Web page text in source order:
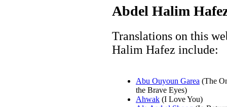
Abdel Halim
Translations on this
Halim Hafez include:
Abu Ouyoun Garea (The
the Brave Eyes)
Ahwak (I Love You)